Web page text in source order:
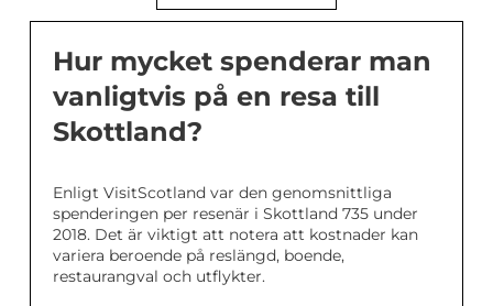
Hur mycket spenderar man
vanligtvis på en resa till
Skottland?
Enligt VisitScotland var den genomsnittliga
spenderingen per resenär i Skottland 735 under
2018. Det är viktigt att notera att kostnader kan
variera beroende på reslängd, boende,
restaurangval och utflykter.